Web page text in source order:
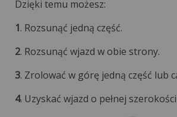
Dzięki temu możesz:
1. Rozsunąć jedną część.
2. Rozsunąć wjazd w obie strony.
3. Zrolować w górę jedną część lub
4. Uzyskać wjazd o pełnej